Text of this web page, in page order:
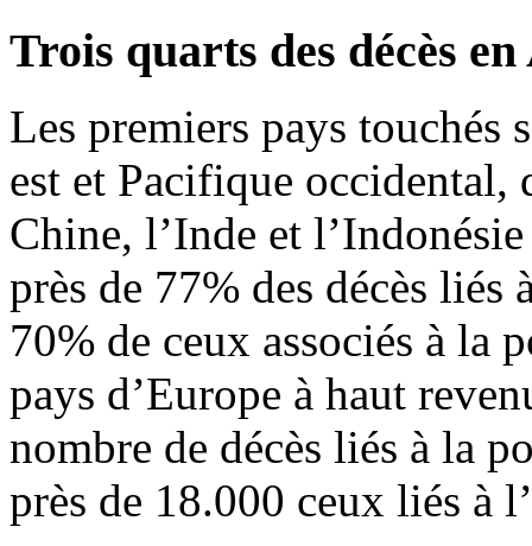
Trois quarts des décès en
Les premiers pays touchés
est et Pacifique
Chine, l’Inde et
près de 77% des décès
70% de ceux associés à la
pays d’Europe à haut
nombre de décès liés à la
près de 18.000 ceux liés à